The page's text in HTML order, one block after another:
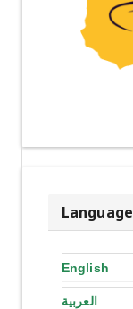
Language
English
العربية